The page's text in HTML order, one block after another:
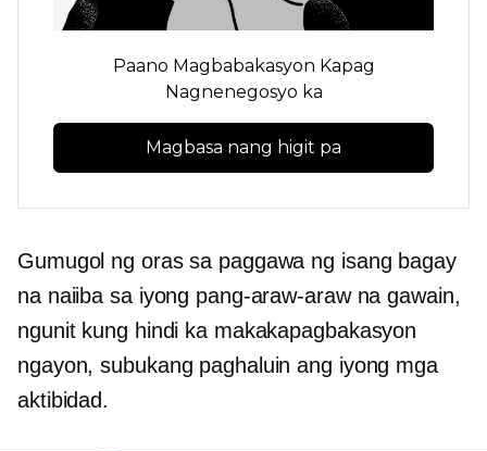
Paano Magbabakasyon Kapag
Nagnenegosyo ka
Magbasa nang higit pa
Gumugol ng oras sa paggawa ng isang bagay
na naiiba sa iyong pang-araw-araw na gawain,
ngunit kung hindi ka makakapagbakasyon
ngayon, subukang paghaluin ang iyong mga
aktibidad.